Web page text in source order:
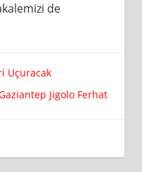
de
Uçuracak
Jigolo Ferhat